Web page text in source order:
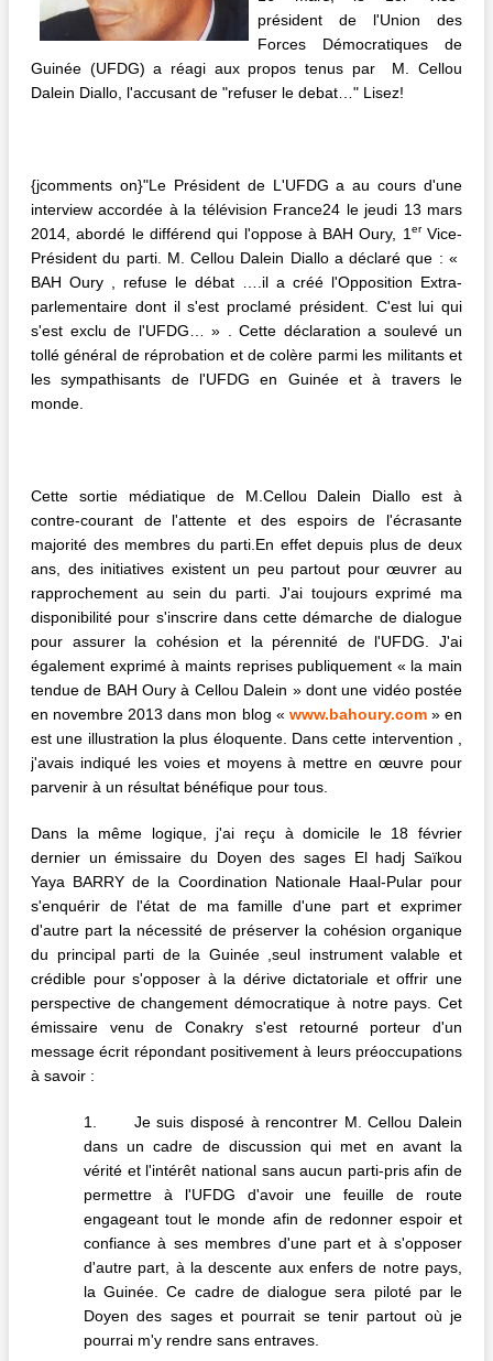
président de l'Union des
Forces Démocratiques de
Guinée (UFDG) a réagi aux propos tenus par M. Cellou
Dalein Diallo, l'accusant de "refuser le debat…" Lisez!
{jcomments on}"Le Président de L'UFDG a au cours d'une
interview accordée à la télévision France24 le jeudi 13 mars
2014, abordé le différend qui l'oppose à BAH Oury, 1erVice-
Président du parti. M. Cellou Dalein Diallo a déclaré que : «
BAH Oury , refuse le débat ….il a créé l'Opposition Extra-
parlementaire dont il s'est proclamé président. C'est lui qui
s'est exclu de l'UFDG… » . Cette déclaration a soulevé un
tollé général de réprobation et de colère parmi les militants et
les sympathisants de l'UFDG en Guinée et à travers le
monde.
Cette sortie médiatique de M.Cellou Dalein Diallo est à
contre-courant de l'attente et des espoirs de l'écrasante
majorité des membres du parti.En effet depuis plus de deux
ans, des initiatives existent un peu partout pour œuvrer au
rapprochement au sein du parti. J'ai toujours exprimé ma
disponibilité pour s'inscrire dans cette démarche de dialogue
pour assurer la cohésion et la pérennité de l'UFDG. J'ai
également exprimé à maints reprises publiquement « la main
tendue de BAH Oury à Cellou Dalein » dont une vidéo postée
en novembre 2013 dans mon blog « www.bahoury.com» en
est une illustration la plus éloquente. Dans cette intervention ,
j'avais indiqué les voies et moyens à mettre en œuvre pour
parvenir à un résultat bénéfique pour tous.
Dans la même logique, j'ai reçu à domicile le 18 février
dernier un émissaire du Doyen des sages El hadj Saïkou
Yaya BARRY de la Coordination Nationale Haal-Pular pour
s'enquérir de l'état de ma famille d'une part et exprimer
d'autre part la nécessité de préserver la cohésion organique
du principal parti de la Guinée ,seul instrument valable et
crédible pour s'opposer à la dérive dictatoriale et offrir une
perspective de changement démocratique à notre pays. Cet
émissaire venu de Conakry s'est retourné porteur d'un
message écrit répondant positivement à leurs préoccupations
à savoir :
1. Je suis disposé à rencontrer M. Cellou Dalein
dans un cadre de discussion qui met en avant la
vérité et l'intérêt national sans aucun parti-pris afin de
permettre à l'UFDG d'avoir une feuille de route
engageant tout le monde afin de redonner espoir et
confiance à ses membres d'une part et à s'opposer
d'autre part, à la descente aux enfers de notre pays,
la Guinée. Ce cadre de dialogue sera piloté par le
Doyen des sages et pourrait se tenir partout où je
pourrai m'y rendre sans entraves.